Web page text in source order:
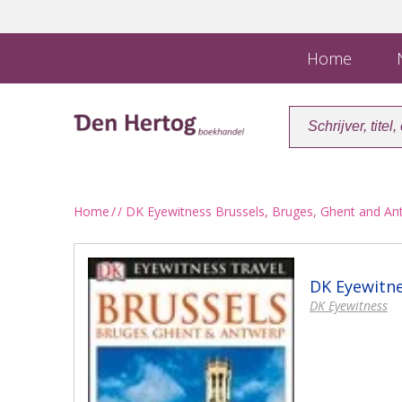
Home
Home// DK Eyewitness Brussels, Bruges, Ghent and
DK
DK Eyewitness